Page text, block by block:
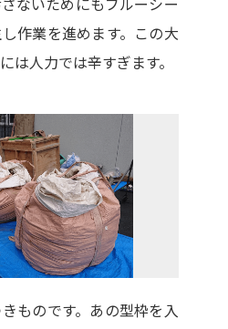
ないためにもブルーシー
作業を進めます。この大
は人力では辛すぎます。
ものです。あの型枠を入